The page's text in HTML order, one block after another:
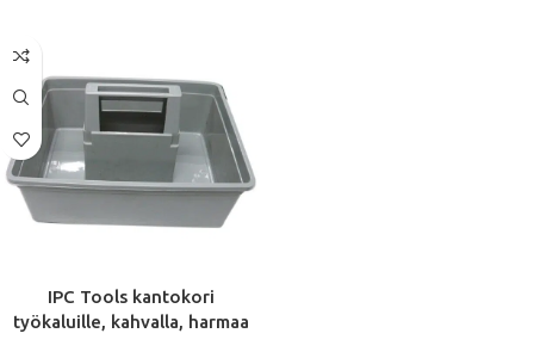
IPC Tools kantokori
työkaluille, kahvalla, harmaa